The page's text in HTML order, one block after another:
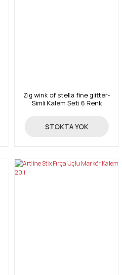
Zig wink of stella fine glitter-
Simli Kalem Seti 6 Renk
11,91 TL
STOKTA YOK